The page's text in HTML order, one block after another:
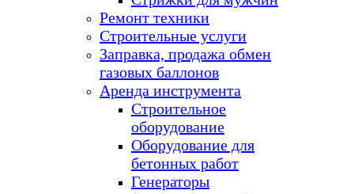
Ремонт техники
Строительные услуги
Заправка, продажа обмен
газовых баллонов
Аренда инструмента
Строительное
оборудование
Оборудование для
бетонных работ
Генераторы